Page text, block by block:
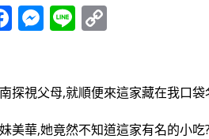
Facebook
Messenger
Line
探視父母,就順便來這家藏在我口
美華,她竟然不知道這家有名的小吃?